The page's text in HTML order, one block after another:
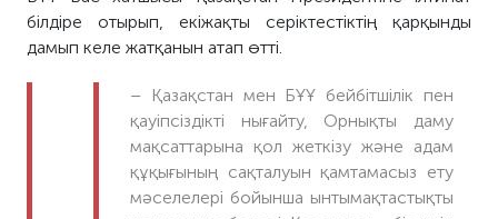
білдіре отырып, екіжақты серіктестіктің қарқынды
дамып келе жатқанын атап өтті.
– Қазақстан мен БҰҰ бейбітшілік пен
қауіпсіздікті нығайту, Орнықты даму
мақсаттарына қол жеткізу және адам
құқығының сақталуын қамтамасыз ету
мәселелері бойынша ынтымақтастықты